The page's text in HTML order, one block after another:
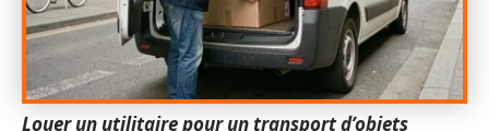
Louer un utilitaire pour un transport d’objets